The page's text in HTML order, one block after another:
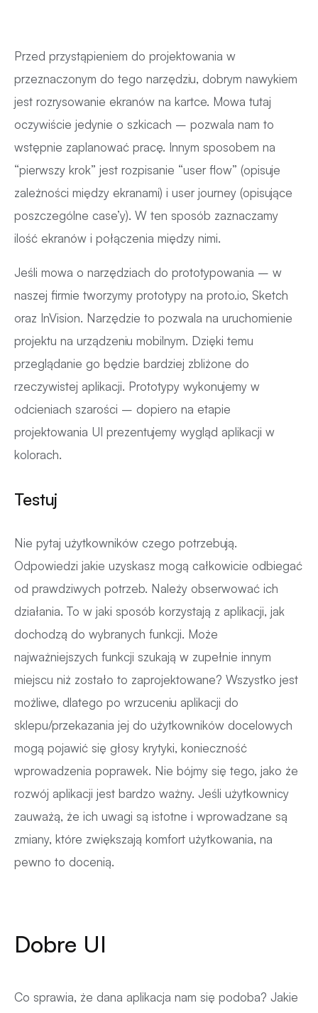
Przed przystąpieniem do projektowania w
przeznaczonym do tego narzędziu, dobrym nawykiem
jest rozrysowanie ekranów na kartce. Mowa tutaj
oczywiście jedynie o szkicach – pozwala nam to
wstępnie zaplanować pracę. Innym sposobem na
“pierwszy krok” jest rozpisanie “user flow” (opisuje
zależności między ekranami) i user journey (opisujące
poszczególne case’y). W ten sposób zaznaczamy
ilość ekranów i połączenia między nimi.
Jeśli mowa o narzędziach do prototypowania – w
naszej firmie tworzymy prototypy na proto.io, Sketch
oraz InVision. Narzędzie to pozwala na uruchomienie
projektu na urządzeniu mobilnym. Dzięki temu
przeglądanie go będzie bardziej zbliżone do
rzeczywistej aplikacji. Prototypy wykonujemy w
odcieniach szarości – dopiero na etapie
projektowania UI prezentujemy wygląd aplikacji w
kolorach.
Testuj
Nie pytaj użytkowników czego potrzebują.
Odpowiedzi jakie uzyskasz mogą całkowicie odbiegać
od prawdziwych potrzeb. Należy obserwować ich
działania. To w jaki sposób korzystają z aplikacji, jak
dochodzą do wybranych funkcji. Może
najważniejszych funkcji szukają w zupełnie innym
miejscu niż zostało to zaprojektowane? Wszystko jest
możliwe, dlatego po wrzuceniu aplikacji do
sklepu/przekazania jej do użytkowników docelowych
mogą pojawić się głosy krytyki, konieczność
wprowadzenia poprawek. Nie bójmy się tego, jako że
rozwój aplikacji jest bardzo ważny. Jeśli użytkownicy
zauważą, że ich uwagi są istotne i wprowadzane są
zmiany, które zwiększają komfort użytkowania, na
pewno to docenią.
Dobre UI
Co sprawia, że dana aplikacja nam się podoba? Jakie